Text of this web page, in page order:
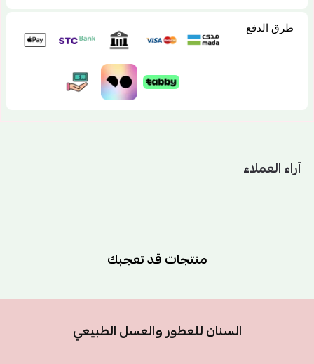
طرق الدفع
آراء العملاء
منتجات قد تعجبك
السنان للعطور والعسل الطبيعي